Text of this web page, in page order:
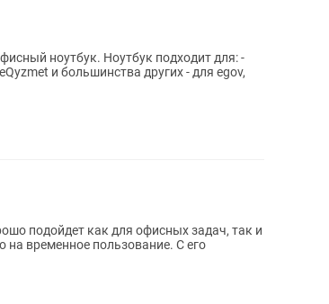
подходит для: -
и большинства других - для egov,